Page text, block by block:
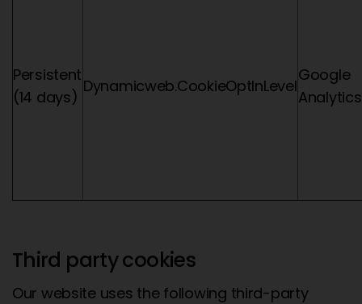
Persistent
(14 days)
Dynamicweb.CookieOptInLevel
Google
Analytics
Third party cookies
Our website uses the following third-party